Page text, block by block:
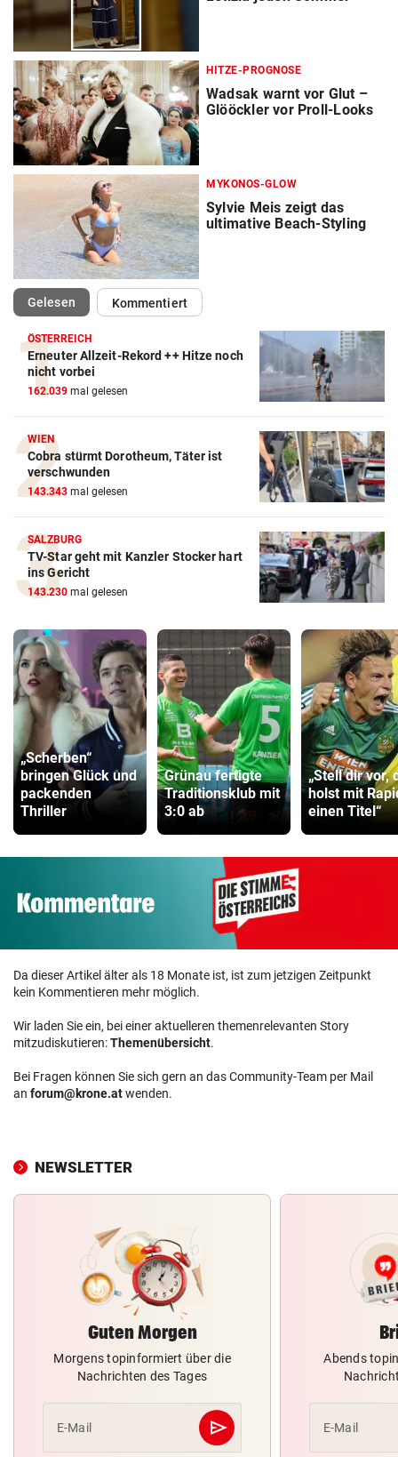
HITZE-PROGNOSE
Wadsak warnt vor Glut –
Glööckler vor Proll-Looks
MYKONOS-GLOW
Sylvie Meis zeigt das
ultimative Beach-Styling
Gelesen(ausgewählt)Kommentiert
ÖSTERREICH
Erneuter Allzeit-Rekord ++ Hitze noch
nicht vorbei
162.039 mal gelesen
WIEN
Cobra stürmt Dorotheum, Täter ist
verschwunden
143.343 mal gelesen
SALZBURG
TV-Star geht mit Kanzler Stocker hart
ins Gericht
143.230 mal gelesen
„Scherben“
bringen Glück und
packenden
Thriller
Grünau fertigte
Traditionsklub mit
3:0 ab
„Stell dir vor,
holst mit
einen Titel“
Da dieser Artikel älter als 18 Monate ist, ist zum jetzigen Zeitpunkt
kein Kommentieren mehr möglich.
Wir laden Sie ein, bei einer aktuelleren themenrelevanten Story
mitzudiskutieren:Themenübersicht.
Bei Fragen können Sie sich gern an das Community-Team per Mail
an forum@krone.atwenden.
NEWSLETTER
Guten Morgen
Morgens topinformiert über die
Nachrichten des Tages
E-Mail send
Abschicken
Abends
E-Mail